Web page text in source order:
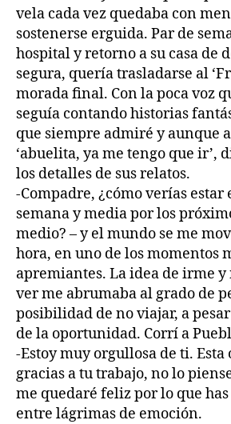
vela cada vez quedaba con
sostenerse erguida. Par de
hospital y retorno a su casa de
segura, quería trasladarse al
morada final. Con la poca voz
seguía contando historias
que siempre admiré y aunque
‘abuelita, ya me tengo que ir’,
los detalles de sus relatos.
-Compadre, ¿cómo verías
semana y media por los
medio? – y el mundo se me
hora, en uno de los momentos
apremiantes. La idea de irme
ver me abrumaba al grado de
posibilidad de no viajar, a
de la oportunidad. Corrí a
-Estoy muy orgullosa de ti.
gracias a tu trabajo, no lo
me quedaré feliz por lo que
entre lágrimas de emoción.